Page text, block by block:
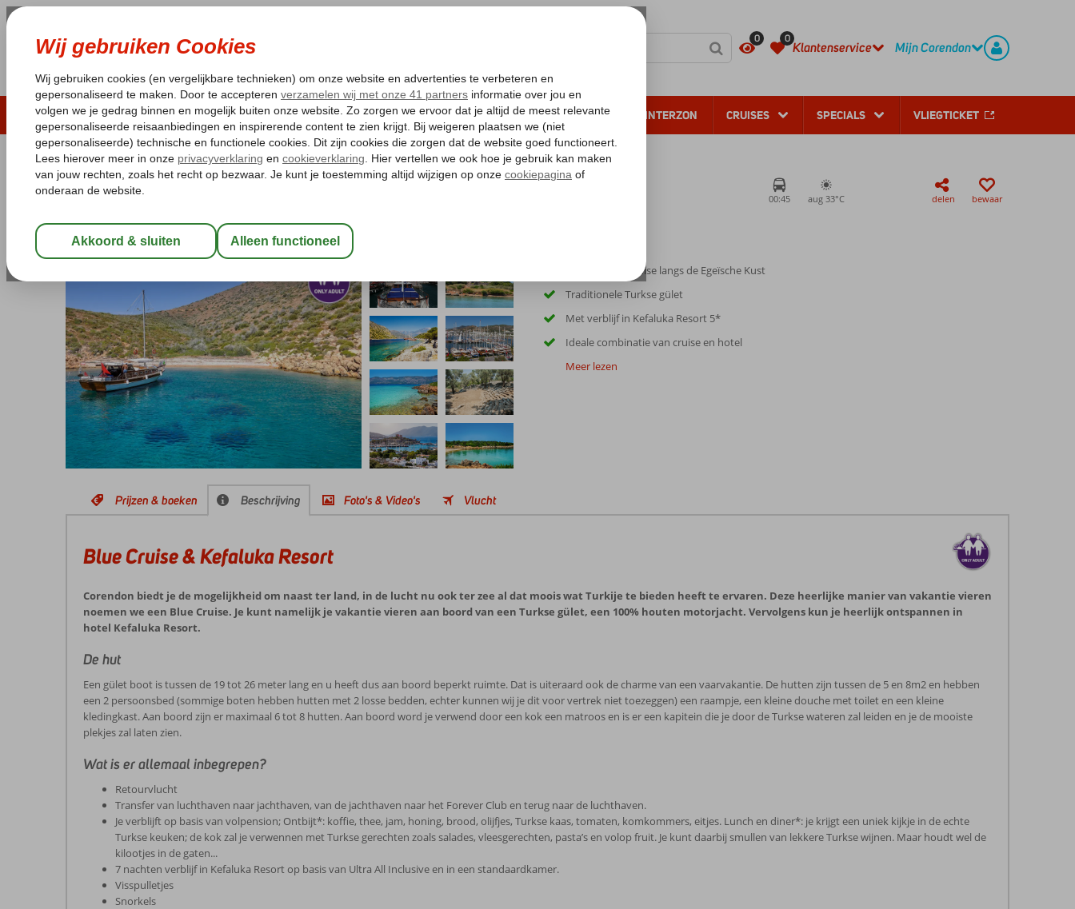
0 0
Klantenservice Mijn Corendon
LAST MINUTE ZOMER 2026 ZONVAKANTIE VERRE REIZEN ALL INCLUSIVE WINTERZON CRUISES SPECIALS VLIEGTICKET
Pakketgarantie Laagsteprijsgarantie* Gratis annuleren*
Home
Turkije Egeische kust
Blue Cruise & Kefaluka Resort
Zie beschrijving (optie 2)
00:45 aug 33°C delen bewaar
Schitterende cruise langs de Egeïsche Kust
Traditionele Turkse gület
Met verblijf in Kefaluka Resort 5*
Ideale combinatie van cruise en hotel
Meer lezen
Prijzen & boeken Beschrijving Foto's & Video's Vlucht
Blue Cruise & Kefaluka Resort
Corendon biedt je de mogelijkheid om naast ter land, in de lucht nu ook ter zee al dat moois wat Turkije te bieden heeft te ervaren. Deze heerlijke manier van vakantie vieren
noemen we een Blue Cruise. Je kunt namelijk je vakantie vieren aan boord van een Turkse gület, een 100% houten motorjacht. Vervolgens kun je heerlijk ontspannen in
hotel Kefaluka Resort.
De hut
Een gület boot is tussen de 19 tot 26 meter lang en u heeft dus aan boord beperkt ruimte. Dat is uiteraard ook de charme van een vaarvakantie. De hutten zijn tussen de 5 en 8m2 en hebben
een 2 persoonsbed (sommige boten hebben hutten met 2 losse bedden, echter kunnen wij je dit voor vertrek niet toezeggen) een raampje, een kleine douche met toilet en een kleine
kledingkast. Aan boord zijn er maximaal 6 tot 8 hutten. Aan boord word je verwend door een kok een matroos en is er een kapitein die je door de Turkse wateren zal leiden en je de mooiste
plekjes zal laten zien.
Wat is er allemaal inbegrepen?
Retourvlucht
Transfer van luchthaven naar jachthaven, van de jachthaven naar het Forever Club en terug naar de luchthaven.
Je verblijft op basis van volpension; Ontbijt*: koffie, thee, jam, honing, brood, olijfjes, Turkse kaas, tomaten, komkommers, eitjes. Lunch en diner*: je krijgt een uniek kijkje in de echte
Turkse keuken; de kok zal je verwennen met Turkse gerechten zoals salades, vleesgerechten, pasta’s en volop fruit. Je kunt daarbij smullen van lekkere Turkse wijnen. Maar houdt wel de
kilootjes in de gaten...
7 nachten verblijf in Kefaluka Resort op basis van Ultra All Inclusive en in een standaardkamer.
Visspulletjes
Snorkels